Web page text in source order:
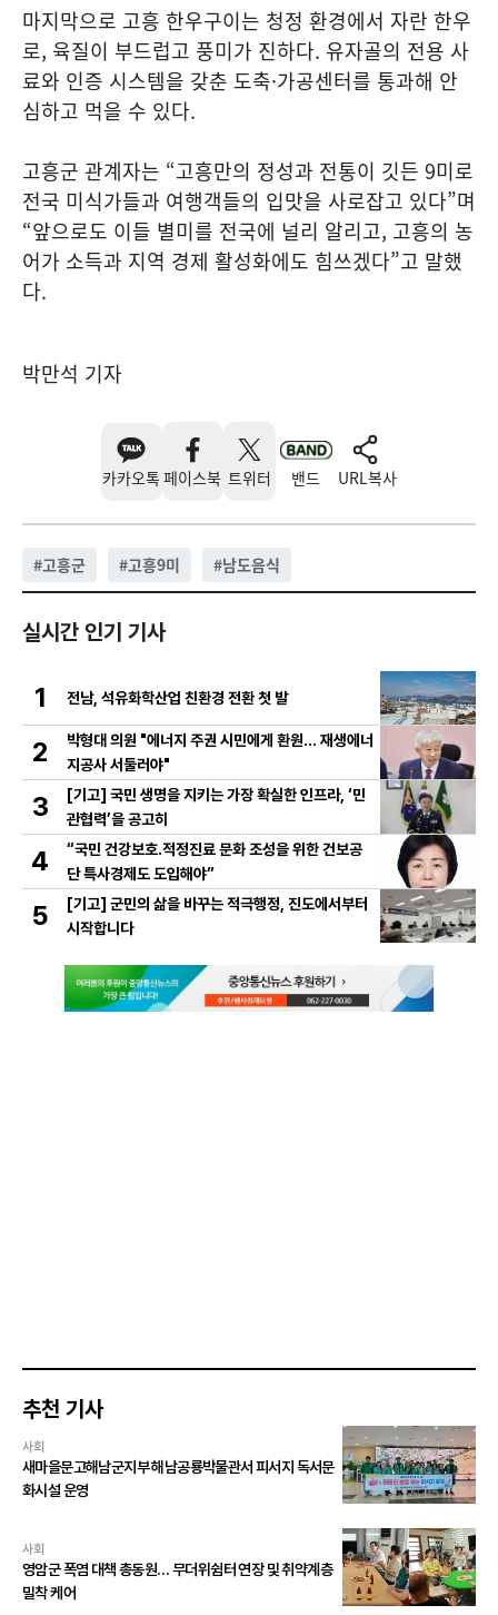
마지막으로 고흥 한우구이는 청정 환경에서 자란 한우
로, 육질이 부드럽고 풍미가 진하다. 유자골의 전용 사
료와 인증 시스템을 갖춘 도축·가공센터를 통과해 안
심하고 먹을 수 있다.
고흥군 관계자는 “고흥만의 정성과 전통이 깃든 9미로
전국 미식가들과 여행객들의 입맛을 사로잡고 있다”며
“앞으로도 이들 별미를 전국에 널리 알리고, 고흥의 농
어가 소득과 지역 경제 활성화에도 힘쓰겠다”고 말했
다.
박만석 기자
카카오톡 페이스북 트위터 밴드 URL복사
#고흥군 #고흥9미 #남도음식
실시간 인기 기사
1 전남, 석유화학산업 친환경 전환 첫 발
2
박형대 의원 "에너지 주권 시민에게 환원... 재생에너
지공사 서둘러야"
3
[기고] 국민 생명을 지키는 가장 확실한 인프라, ‘민
관협력’을 공고히
4
“국민 건강보호․적정진료 문화 조성을 위한 건보공
단 특사경제도 도입해야”
5
[기고] 군민의 삶을 바꾸는 적극행정, 진도에서부터
시작합니다
추천 기사
사회
새마을문고해남군지부 해남공룡박물관서 피서지 독서문
화시설 운영
사회
영암군 폭염 대책 총동원… 무더위쉼터 연장 및 취약계층
밀착 케어